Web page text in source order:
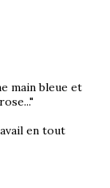
main bleue et
en tout